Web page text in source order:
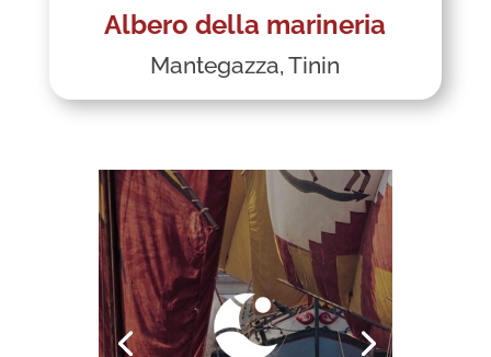
Albero della marineria
Mantegazza, Tinin